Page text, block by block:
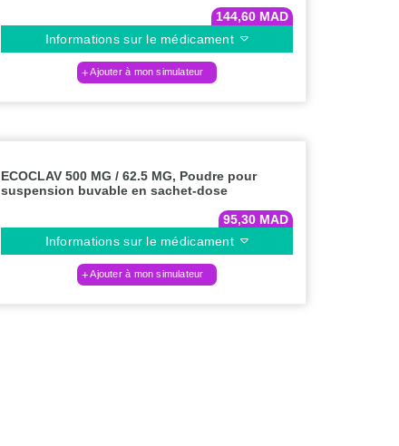
144,60 MAD
Informations sur le médicament
Ajouter à mon simulateur
ECOCLAV 500 MG / 62.5 MG, Poudre pour
suspension buvable en sachet-dose
95,30 MAD
Informations sur le médicament
Ajouter à mon simulateur